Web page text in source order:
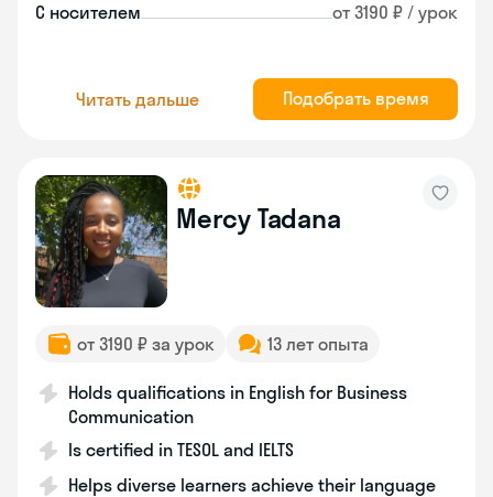
С носителем от 3190 ₽ / урок
Читать дальше Подобрать время
Mercy Tadana
от 3190 ₽ за урок 13 лет опыта
Holds qualifications in English for Business
Communication
Is certified in TESOL and IELTS
Helps diverse learners achieve their language